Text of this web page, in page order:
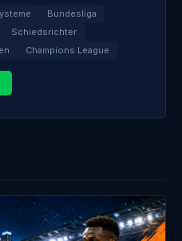
Bundesliga
Schiedsrichter
Champions League